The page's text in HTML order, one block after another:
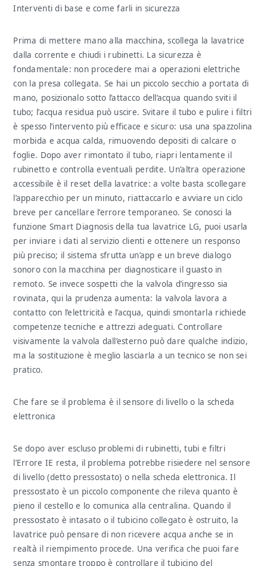
Interventi di base e come farli in sicurezza
Prima di mettere mano alla macchina, scollega la lavatrice
dalla corrente e chiudi i rubinetti. La sicurezza è
fondamentale: non procedere mai a operazioni elettriche
con la presa collegata. Se hai un piccolo secchio a portata di
mano, posizionalo sotto l’attacco dell’acqua quando sviti il
tubo; l’acqua residua può uscire. Svitare il tubo e pulire i filtri
è spesso l’intervento più efficace e sicuro: usa una spazzolina
morbida e acqua calda, rimuovendo depositi di calcare o
foglie. Dopo aver rimontato il tubo, riapri lentamente il
rubinetto e controlla eventuali perdite. Un’altra operazione
accessibile è il reset della lavatrice: a volte basta scollegare
l’apparecchio per un minuto, riattaccarlo e avviare un ciclo
breve per cancellare l’errore temporaneo. Se conosci la
funzione Smart Diagnosis della tua lavatrice LG, puoi usarla
per inviare i dati al servizio clienti e ottenere un responso
più preciso; il sistema sfrutta un’app e un breve dialogo
sonoro con la macchina per diagnosticare il guasto in
remoto. Se invece sospetti che la valvola d’ingresso sia
rovinata, qui la prudenza aumenta: la valvola lavora a
contatto con l’elettricità e l’acqua, quindi smontarla richiede
competenze tecniche e attrezzi adeguati. Controllare
visivamente la valvola dall’esterno può dare qualche indizio,
ma la sostituzione è meglio lasciarla a un tecnico se non sei
pratico.
Che fare se il problema è il sensore di livello o la scheda
elettronica
Se dopo aver escluso problemi di rubinetti, tubi e filtri
l’Errore IE resta, il problema potrebbe risiedere nel sensore
di livello (detto pressostato) o nella scheda elettronica. Il
pressostato è un piccolo componente che rileva quanto è
pieno il cestello e lo comunica alla centralina. Quando il
pressostato è intasato o il tubicino collegato è ostruito, la
lavatrice può pensare di non ricevere acqua anche se in
realtà il riempimento procede. Una verifica che puoi fare
senza smontare troppo è controllare il tubicino del